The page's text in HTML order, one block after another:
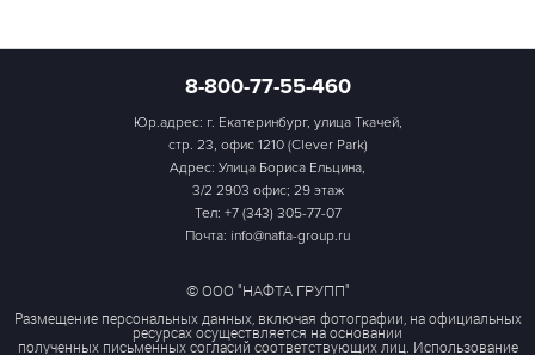
8-800-77-55-460
Юр.адрес: г. Екатеринбург, улица Ткачей,
стр. 23, офис 1210 (Clever Park)
Адрес: Улица Бориса Ельцина,
3/2 2903 офис; 29 этаж
Тел: +7 (343) 305-77-07
Почта: info@nafta-group.ru
© ООО "НАФТА ГРУПП"
Размещение персональных данных, включая фотографии, на официальных
ресурсах осуществляется на основании
полученных письменных согласий соответствующих лиц. Использование